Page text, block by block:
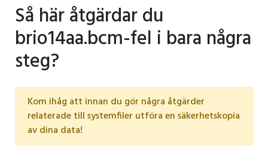
Så här åtgärdar du
brio14aa.bcm-fel i bara några
steg?
Kom ihåg att innan du gör några åtgärder
relaterade till systemfiler utföra en säkerhetskopia
av dina data!